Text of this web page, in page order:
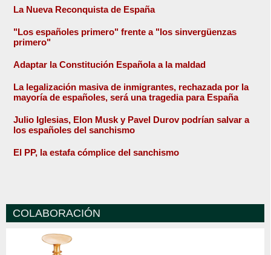
La Nueva Reconquista de España
"Los españoles primero" frente a "los sinvergüenzas
primero"
Adaptar la Constitución Española a la maldad
La legalización masiva de inmigrantes, rechazada por la
mayoría de españoles, será una tragedia para España
Julio Iglesias, Elon Musk y Pavel Durov podrían salvar a
los españoles del sanchismo
El PP, la estafa cómplice del sanchismo
COLABORACIÓN